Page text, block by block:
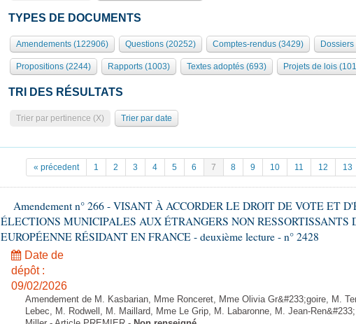
TYPES DE DOCUMENTS
Amendements (122906) Questions (20252) Comptes-rendus (3429)
Propositions (2244) Rapports (1003) Textes adoptés (693) Projets de lois
TRI DES RÉSULTATS
Trier par pertinence (X) Trier par date
« précedent 1 2 3 4 5 6 7 8 9 10 11 12 13
Amendement n° 266 - VISANT À ACCORDER LE DROIT DE VOTE ET
ÉLECTIONS MUNICIPALES AUX ÉTRANGERS NON RESSORTISSANTS
EUROPÉENNE RÉSIDANT EN FRANCE - deuxième lecture - n° 2428
Date de
dépôt :
09/02/2026
Amendement de M. Kasbarian, Mme Ronceret, Mme Olivia Gr&#233;goire, M.
Lebec, M. Rodwell, M. Maillard, Mme Le Grip, M. Labaronne, M. Jean-